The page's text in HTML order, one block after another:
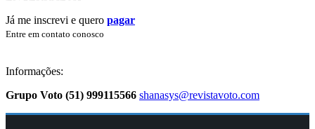
Já me inscrevi e quero pagar
Entre em contato conosco
Informações:
Grupo Voto (51) 999115566 shanasys@revistavoto.com